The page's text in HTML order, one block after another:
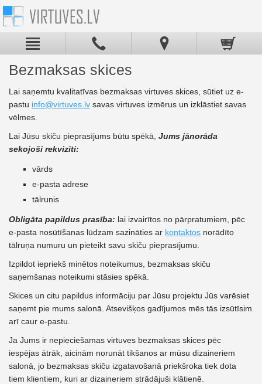
Bezmaksas skices
Lai saņemtu kvalitatīvas bezmaksas virtuves skices, sūtiet uz e-
pastu info@virtuves.lv savas virtuves izmērus un izklāstiet savas
vēlmes.
Lai Jūsu skiču pieprasījums būtu spēkā, Jums jānorāda
sekojoši rekvizīti:
vārds
e-pasta adrese
tālrunis
Obligāta papildus prasība: lai izvairītos no pārpratumiem, pēc
e-pasta nosūtīšanas lūdzam sazināties ar kontaktos norādīto
tālruņa numuru un pieteikt savu skiču pieprasījumu.
Izpildot iepriekš minētos noteikumus, bezmaksas skiču
saņemšanas noteikumi stāsies spēkā.
Skices un citu papildus informāciju par Jūsu projektu Jūs varēsiet
saņemt pie mums salonā. Atsevišķos gadījumos mēs tās izsūtīsim
arī caur e-pastu.
Ja Jums ir nepieciešamas virtuves bezmaksas skices pēc
iespējas ātrāk, aicinām norunāt tikšanos ar mūsu dizaineriem
salonā, jo bezmaksas skiču izgatavošanā priekšroka tiek dota
tiem klientiem, kuri ar dizaineriem strādājuši klātienē.